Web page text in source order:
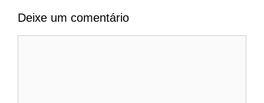
Deixe um comentário